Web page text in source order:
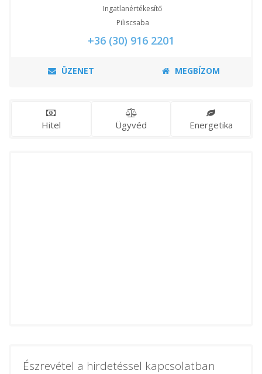
Ingatlanértékesítő
Piliscsaba
+36 (30) 916 2201
ÜZENET MEGBÍZOM
Hitel Ügyvéd Energetika
Észrevétel a hirdetéssel kapcsolatban